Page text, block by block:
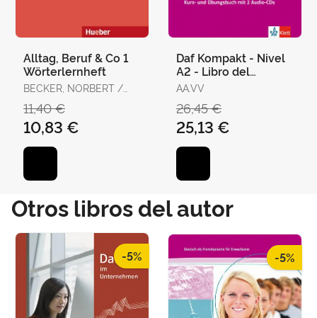
Alltag, Beruf & Co 1
Wörterlernheft
BECKER, NORBERT /
11,40 €
10,83 €
Daf Kompakt - Nivel
A2 - Libro del
Alumno + Cuaderno
AA.VV
26,45 €
25,13 €
Otros libros del autor
-5% -5%